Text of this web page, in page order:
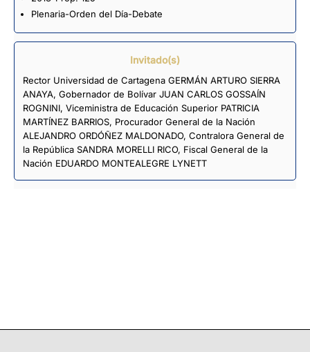
Plenaria-Orden del Día-Debate
Invitado(s)
Rector Universidad de Cartagena GERMÁN ARTURO SIERRA
ANAYA, Gobernador de Bolívar JUAN CARLOS GOSSAÍN
ROGNINI, Viceministra de Educación Superior PATRICIA
MARTÍNEZ BARRIOS, Procurador General de la Nación
ALEJANDRO ORDÓÑEZ MALDONADO, Contralora General de
la República SANDRA MORELLI RICO, Fiscal General de la
Nación EDUARDO MONTEALEGRE LYNETT